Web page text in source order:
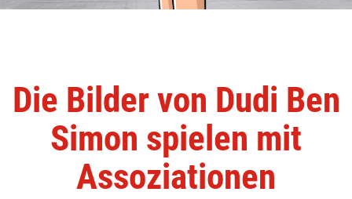
Die Bilder von Dudi Ben
Simon spielen mit
Assoziationen